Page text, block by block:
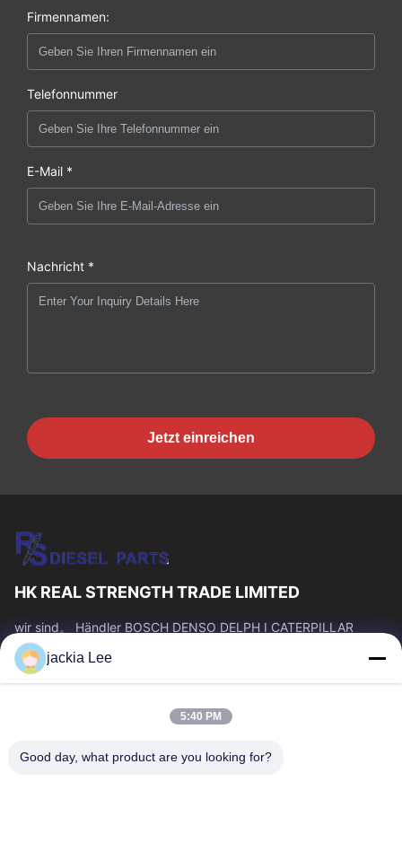
Firmennamen:
Telefonnummer
E-Mail *
Nachricht *
Jetzt einreichen
HK REAL STRENGTH TRADE LIMITED
wir sind。 Händler BOSCH DENSO DELPH I CATERPILLAR
VOLVO CUMMINS TOYOTA ISUZU Company whatsapp Zahl:
0086 159 2067 9523.
Schnelllinks
Produkte
Über Uns
Werksbesichtigung
jackia Lee
5:40 PM
Good day, what product are you looking for?